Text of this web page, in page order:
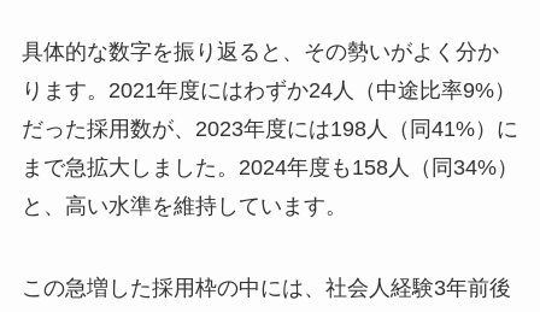
具体的な数字を振り返ると、その勢いがよく分か
ります。2021年度にはわずか24人（中途比率9%）
だった採用数が、2023年度には198人（同41%）に
まで急拡大しました。2024年度も158人（同34%）
と、高い水準を維持しています。
この急増した採用枠の中には、社会人経験3年前後